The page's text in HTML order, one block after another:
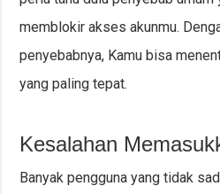
memblokir akses akunmu.
penyebabnya, Kamu bisa
yang paling tepat.
Kesalahan
Banyak pengguna yang tidak